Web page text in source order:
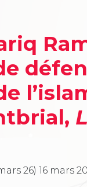
26) 16 mars